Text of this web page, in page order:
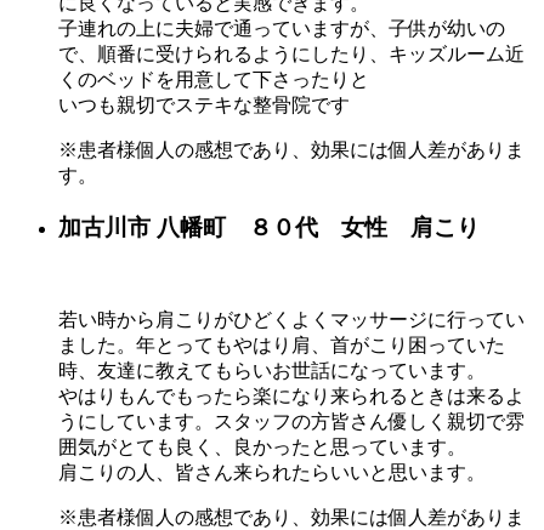
子連れの上に夫婦で通っていますが、子供が幼いの
で、順番に受けられるようにしたり、キッズルーム近
くのベッドを用意して下さったりと
いつも親切でステキな整骨院です
※患者様個人の感想であり、効果には個人差がありま
す。
加古川市 八幡町 ８０代 女性 肩こり
若い時から肩こりがひどくよくマッサージに行ってい
ました。年とってもやはり肩、首がこり困っていた
時、友達に教えてもらいお世話になっています。
やはりもんでもったら楽になり来られるときは来るよ
うにしています。スタッフの方皆さん優しく親切で雰
囲気がとても良く、良かったと思っています。
肩こりの人、皆さん来られたらいいと思います。
※患者様個人の感想であり、効果には個人差がありま